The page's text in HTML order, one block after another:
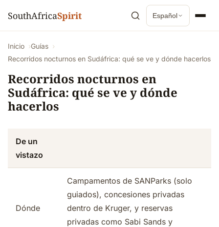
SouthAfricaSpirit Español
Inicio
Guías
Recorridos nocturnos en Sudáfrica: qué se ve y dónde hacerlos
Recorridos nocturnos en
Sudáfrica: qué se ve y dónde
hacerlos
De un
vistazo
Dónde
Campamentos de SANParks (solo
guiados), concesiones privadas
dentro de Kruger, y reservas
privadas como Sabi Sands y